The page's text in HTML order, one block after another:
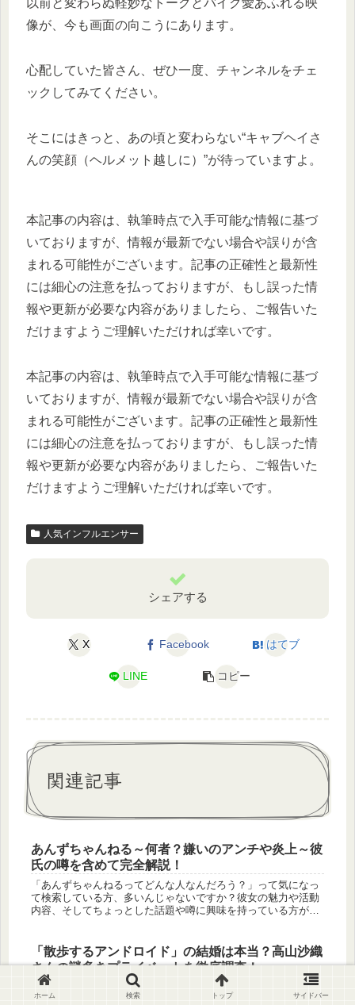
以前と変わらぬ軽妙なトークとバイク愛あふれる映
像が、今も画面の向こうにあります。
心配していた皆さん、ぜひ一度、チャンネルをチェ
ックしてみてください。
そこにはきっと、あの頃と変わらない“キャブヘイさ
んの笑顔（ヘルメット越しに）”が待っていますよ。
本記事の内容は、執筆時点で入手可能な情報に基づ
いておりますが、情報が最新でない場合や誤りが含
まれる可能性がございます。記事の正確性と最新性
には細心の注意を払っておりますが、もし誤った情
報や更新が必要な内容がありましたら、ご報告いた
だけますようご理解いただければ幸いです。
本記事の内容は、執筆時点で入手可能な情報に基づ
いておりますが、情報が最新でない場合や誤りが含
まれる可能性がございます。記事の正確性と最新性
には細心の注意を払っておりますが、もし誤った情
報や更新が必要な内容がありましたら、ご報告いた
だけますようご理解いただければ幸いです。
人気インフルエンサー
シェアする
X Facebook はてブ
LINE コピー
関連記事
あんずちゃんねる～何者？嫌いのアンチや炎上～彼
氏の噂を含めて完全解説！
「あんずちゃんねるってどんな人なんだろう？」って気になっ
て検索している方、多いんじゃないですか？彼女の魅力や活動
内容、そしてちょっとした話題や噂に興味を持っている方が多
「散歩するアンドロイド」の結婚は本当？高山沙織
さんの謎多きプライベートを徹底調査！
「散歩するアンドロイド 結婚」の真相は？高山沙織さんの年齢
や収入、現在の活動まで徹底解説！「花嫁になります」動画の
ホーム 検索 トップ サイドバー